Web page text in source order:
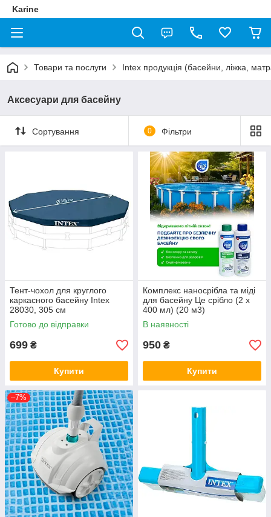
Karine
Товари та послуги Intex продукція (басейни, ліжка,
Аксесуари для басейну
Сортування 0 Фільтри
Тент-чохол для круглого
каркасного басейну Intex
28030, 305 см
Готово до відправки
699 ₴
Купити
Комплекс наносрібла та міді
для басейну Це срібло (2 х
400 мл) (20 м3)
В наявності
950 ₴
Купити
–7%